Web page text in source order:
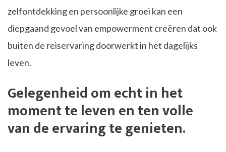
zelfontdekking en persoonlijke groei kan een
diepgaand gevoel van empowerment creëren dat ook
buiten de reiservaring doorwerkt in het dagelijks
leven.
Gelegenheid om echt in het
moment te leven en ten volle
van de ervaring te genieten.